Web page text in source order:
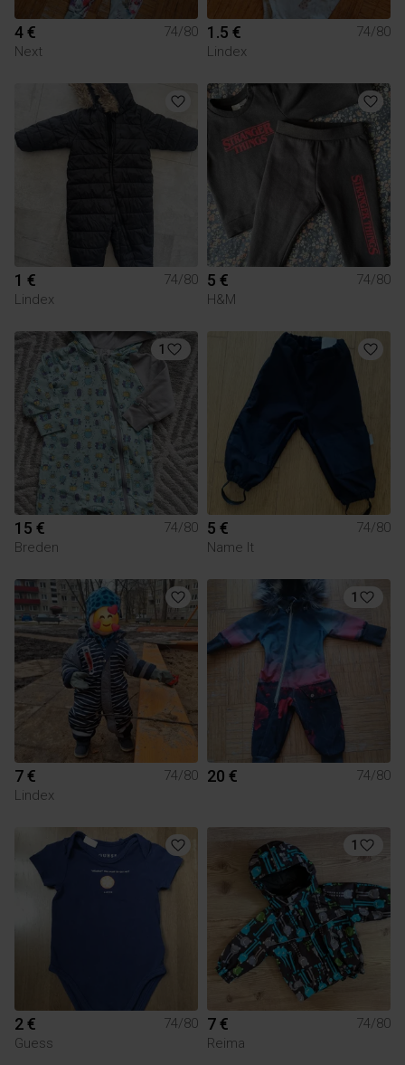
4 €
74/80
Next
1.5 €
74/80
Lindex
1 €
74/80
Lindex
5 €
74/80
H&M
1
15 €
74/80
Breden
5 €
74/80
Name It
7 €
74/80
Lindex
1
20 € 74/80
2 €
74/80
Guess
1
7 €
74/80
Reima